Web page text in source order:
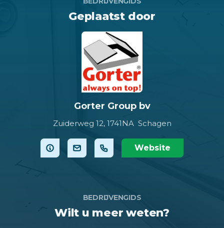
Geplaatst door
Gorter Group bv
Zuiderweg 12, 1741NA Schagen
Website
BEDRIJVENGIDS
Wilt u meer weten?